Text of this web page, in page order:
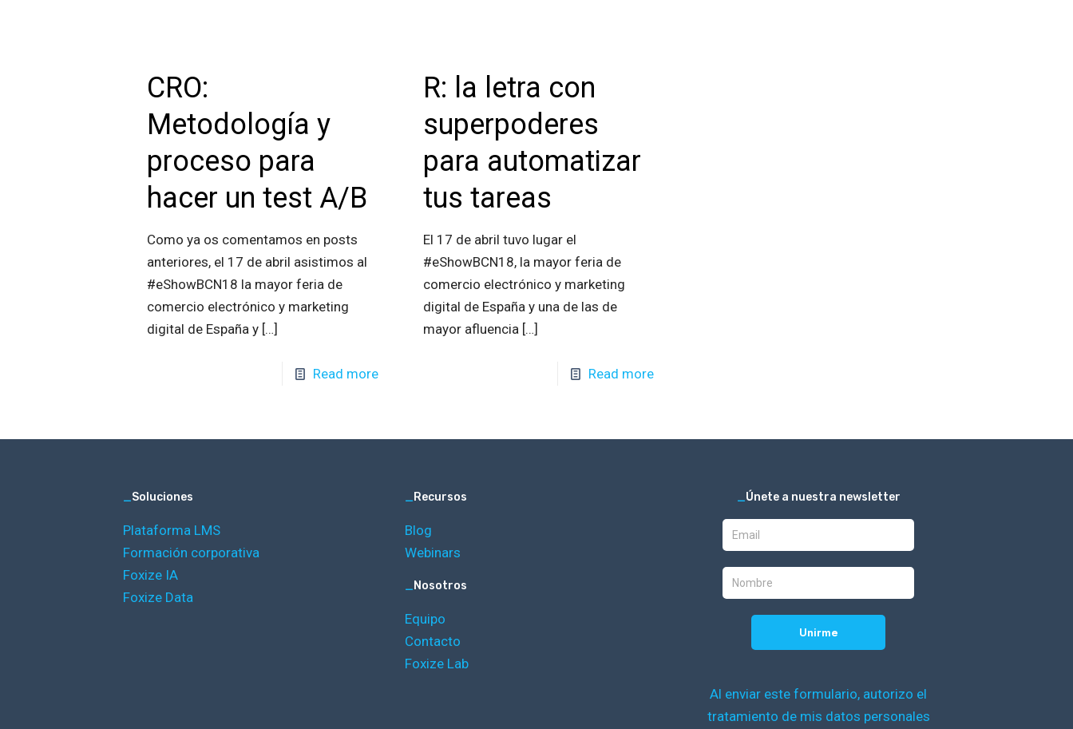
CRO:
Metodología y
proceso para
hacer un test A/B
Como ya os comentamos en posts
anteriores, el 17 de abril asistimos al
#eShowBCN18 la mayor feria de
comercio electrónico y marketing
digital de España y […]
Read more
R: la letra con
superpoderes
para automatizar
tus tareas
El 17 de abril tuvo lugar el
#eShowBCN18, la mayor feria de
comercio electrónico y marketing
digital de España y una de las de
mayor afluencia[…]
Read more
_Soluciones
Plataforma LMS
Formación corporativa
Foxize IA
Foxize Data
_Recursos
Blog
Webinars
_Nosotros
Equipo
Contacto
Foxize Lab
_Únete a nuestra newsletter
Al enviar este formulario, autorizo el
tratamiento de mis datos personales